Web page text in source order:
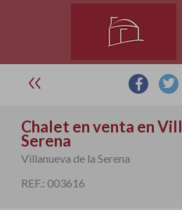
Chalet en venta en
Serena
Villanueva de la Serena
REF.: 003616